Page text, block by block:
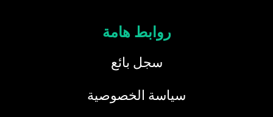
روابط هامة
سجل بائع
سياسة الخصوصية